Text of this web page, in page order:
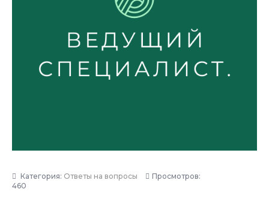
Категория: Ответы на вопросы
Просмотров:
460